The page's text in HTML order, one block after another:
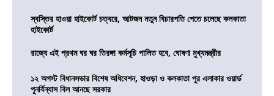
স্বস্তির হাওয়া হাইকোর্ট চত্বরে, আটজন নতুন বিচারপতি পেতে চলেছে কলকাতা
হাইকোর্ট
রাজ্যে এই প্রথম ঘর ঘর তিরঙ্গা কর্মসূচি পালিত হবে, ঘোষণা মুখ্যমন্ত্রীর
১২ অগস্ট বিধানসভার বিশেষ অধিবেশন, হাওড়া ও কলকাতা পুর এলাকার ওয়ার্ড
পুনর্বিন্যাস বিল আনছে সরকার